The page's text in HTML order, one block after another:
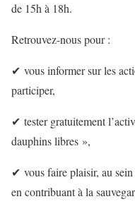
de 15h à 18h.
Retrouvez-nous pour :
✔ vous informer sur les
participer,
✔ tester gratuitement
dauphins libres »,
✔ vous faire plaisir, au
en contribuant à la